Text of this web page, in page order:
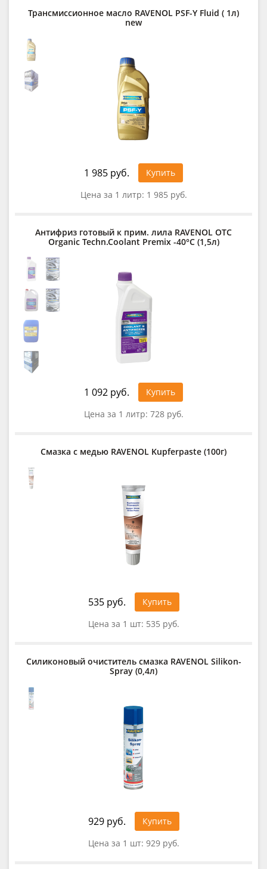
Трансмиссионное масло RAVENOL PSF-Y Fluid ( 1л)
new
1 985 руб.
Купить
Цена за 1 литр: 1 985 руб.
Антифриз готовый к прим. лила RAVENOL OTC
Organic Techn.Coolant Premix -40°C (1,5л)
1 092 руб.
Купить
Цена за 1 литр: 728 руб.
Смазка с медью RAVENOL Kupferpaste (100г)
535 руб.
Купить
Цена за 1 шт: 535 руб.
Силиконовый очиститель смазка RAVENOL Silikon-
Spray (0,4л)
929 руб.
Купить
Цена за 1 шт: 929 руб.